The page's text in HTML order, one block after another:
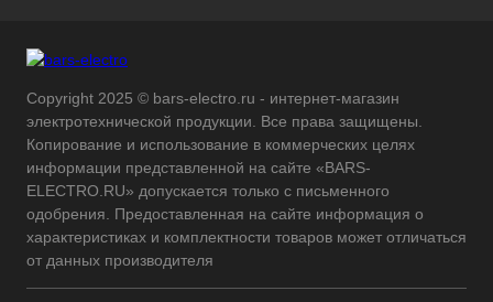
Copyright 2025 © bars-electro.ru - интернет-магазин
электротехнической продукции. Все права защищены.
Копирование и использование в коммерческих целях
информации представленной на сайте «BARS-
ELECTRO.RU» допускается только с письменного
одобрения. Предоставленная на сайте информация о
характеристиках и комплектности товаров может отличаться
от данных производителя